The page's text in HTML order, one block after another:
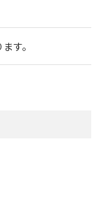
す。